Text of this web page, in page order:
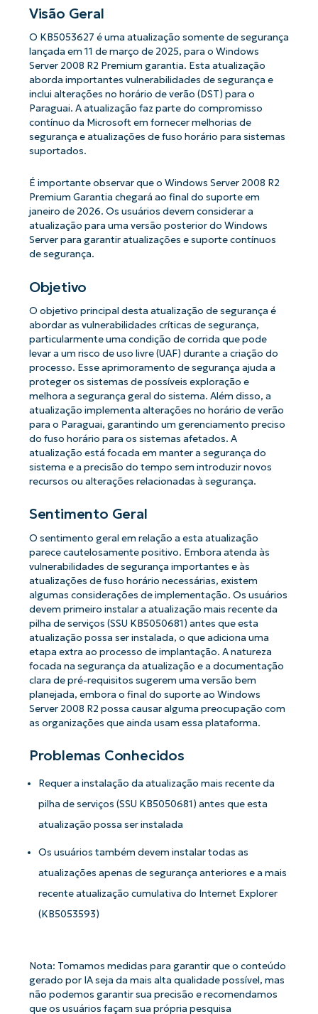
Visão Geral
O KB5053627 é uma atualização somente de segurança
lançada em 11 de março de 2025, para o Windows
Server 2008 R2 Premium garantia. Esta atualização
aborda importantes vulnerabilidades de segurança e
inclui alterações no horário de verão (DST) para o
Paraguai. A atualização faz parte do compromisso
contínuo da Microsoft em fornecer melhorias de
segurança e atualizações de fuso horário para sistemas
suportados.
É importante observar que o Windows Server 2008 R2
Premium Garantia chegará ao final do suporte em
janeiro de 2026. Os usuários devem considerar a
atualização para uma versão posterior do Windows
Server para garantir atualizações e suporte contínuos
de segurança.
Objetivo
O objetivo principal desta atualização de segurança é
abordar as vulnerabilidades críticas de segurança,
particularmente uma condição de corrida que pode
levar a um risco de uso livre (UAF) durante a criação do
processo. Esse aprimoramento de segurança ajuda a
proteger os sistemas de possíveis exploração e
melhora a segurança geral do sistema. Além disso, a
atualização implementa alterações no horário de verão
para o Paraguai, garantindo um gerenciamento preciso
do fuso horário para os sistemas afetados. A
atualização está focada em manter a segurança do
sistema e a precisão do tempo sem introduzir novos
recursos ou alterações relacionadas à segurança.
Sentimento Geral
O sentimento geral em relação a esta atualização
parece cautelosamente positivo. Embora atenda às
vulnerabilidades de segurança importantes e às
atualizações de fuso horário necessárias, existem
algumas considerações de implementação. Os usuários
devem primeiro instalar a atualização mais recente da
pilha de serviços (SSU KB5050681) antes que esta
atualização possa ser instalada, o que adiciona uma
etapa extra ao processo de implantação. A natureza
focada na segurança da atualização e a documentação
clara de pré-requisitos sugerem uma versão bem
planejada, embora o final do suporte ao Windows
Server 2008 R2 possa causar alguma preocupação com
as organizações que ainda usam essa plataforma.
Problemas Conhecidos
Requer a instalação da atualização mais recente da
pilha de serviços (SSU KB5050681) antes que esta
atualização possa ser instalada
Os usuários também devem instalar todas as
atualizações apenas de segurança anteriores e a mais
recente atualização cumulativa do Internet Explorer
(KB5053593)
Nota: Tomamos medidas para garantir que o conteúdo
gerado por IA seja da mais alta qualidade possível, mas
não podemos garantir sua precisão e recomendamos
que os usuários façam sua própria pesquisa